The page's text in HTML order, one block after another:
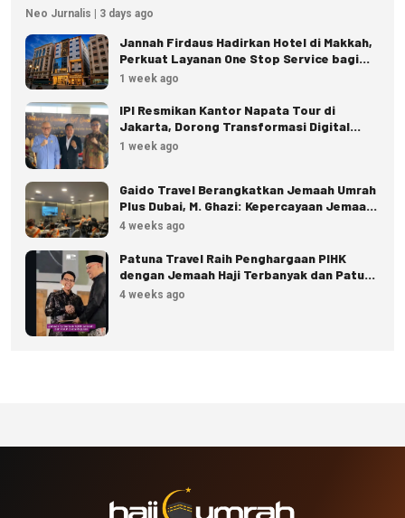
Neo Jurnalis | 3 days ago
Jannah Firdaus Hadirkan Hotel di Makkah,
Perkuat Layanan One Stop Service bagi
Jemaah
1 week ago
IPI Resmikan Kantor Napata Tour di
Jakarta, Dorong Transformasi Digital
Pariwisata
1 week ago
Gaido Travel Berangkatkan Jemaah Umrah
Plus Dubai, M. Ghazi: Kepercayaan Jemaah
Terus Meningkat
4 weeks ago
Patuna Travel Raih Penghargaan PIHK
dengan Jemaah Haji Terbanyak dan Patuh
Regulasi
4 weeks ago